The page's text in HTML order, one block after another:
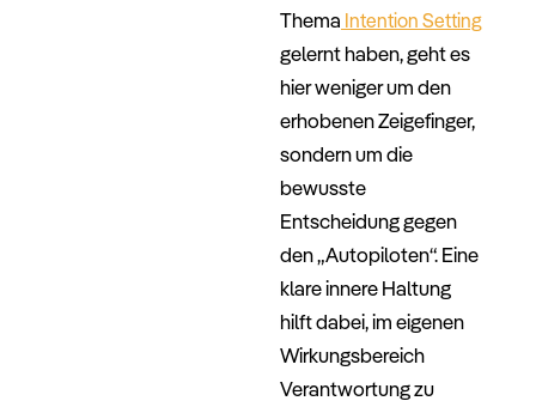
Thema Intention Setting
gelernt haben, geht es
hier weniger um den
erhobenen Zeigefinger,
sondern um die
bewusste
Entscheidung gegen
den „Autopiloten“. Eine
klare innere Haltung
hilft dabei, im eigenen
Wirkungsbereich
Verantwortung zu